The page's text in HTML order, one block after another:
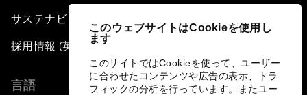
このウェブサイトはCookieを使用し
ます
このサイトではCookieを使って、ユーザー
に合わせたコンテンツや広告の表示、トラ
フィックの分析を行っています。またユー
サステナビリティへの取り組み
採用情報 (英語のみ)
言語